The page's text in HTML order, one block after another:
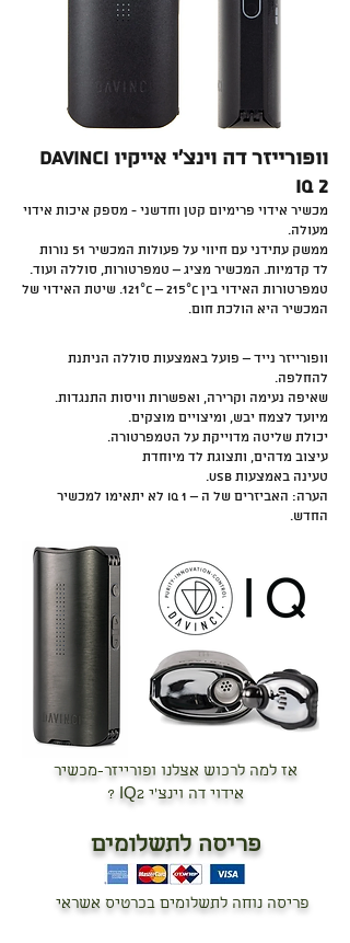
וופורייזר דה וינצ’י אייקיו davinci
iq 2
מכשיר אידוי פרימיום קטן וחדשני - מספק איכות אידוי
מעולה.
ממשק עתידני עם חיווי על פעולות המכשיר 51 נורות
לד קדמיות. המכשיר מציג – טמפרטורות, סוללה ועוד.
טמפרטורות האידוי בין 121°C – 215°C. שיטת האידוי של
המכשיר היא הולכת חום.
וופורייזר נייד – פועל באמצעות סוללה הניתנת
להחלפה.
שאיפה נעימה וקרירה, ואפשרות וויסות התנגדות.
מיועד לצמח יבש, ומיצויים מוצקים.
יכולת שליטה מדוייקת על הטמפרטורה.
עיצוב מדהים, ותצוגת לד מיוחדת
טעינה באמצעות USB.
הערה: האביזרים של ה – IQ 1 לא יתאימו למכשיר
החדש.
אז למה לרכוש אצלנו ופורייזר-מכשיר
אידוי דה וינצ'י IQ2 ?
פריסה לתשלומים
פריסה נוחה לתשלומים בכרטיס אשראי